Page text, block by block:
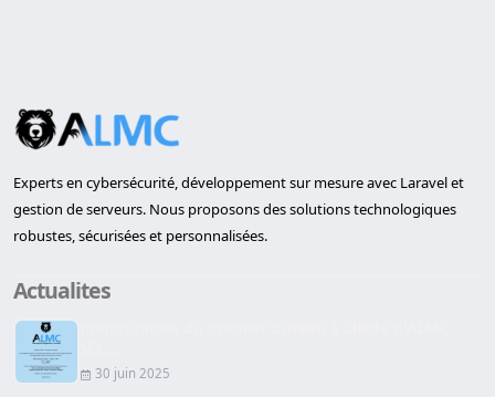
Experts en cybersécurité, développement sur mesure avec Laravel et
gestion de serveurs. Nous proposons des solutions technologiques
robustes, sécurisées et personnalisées.
Actualites
30 juin 2025